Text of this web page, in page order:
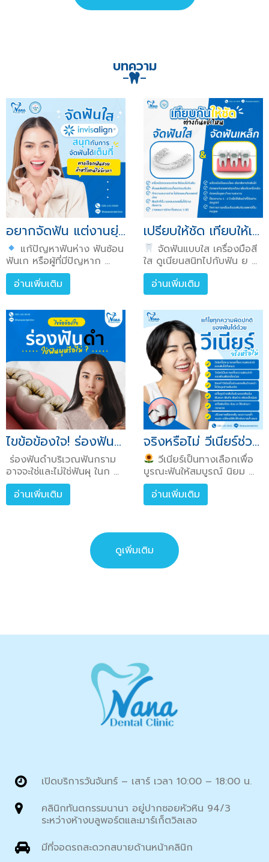
บทความ
อยากจัดฟัน แต่งานยุ่ง ไม่มีเวลาพบหมอ ให้การจัดฟันใส Invisalign เป็นคำตอบ ทางเลือกสำหรับวัยทำงานที่อยากจัดฟัน ไม่ต้องเจอหมอบ่อย เครื่องมือใส ไม่ต้องโชว์เหล็ก
แก้ปัญหาฟันห่าง ฟันซ้อน
ฟันเก หรือผู้ที่มีปัญหาก ...
อ่านเพิ่มเติม
เปรียบให้ชัด เทียบให้เห็นภาพ! ระหว่างจัดฟันแบบใส
จัดฟันแบบใส เครื่องมือสี
ใส ดูเนียนสนิทไปกับฟัน ย ...
อ่านเพิ่มเติม
ไขข้อข้องใจ! ร่องฟันดำที่เห็นใช่ฟันผุหรือไม่ หาคำตอบไปพร้อมกันกับคลินิกทันตกรรมนานาได้เลย!!
ร่องฟันดำบริเวณฟันกราม
อาจจะใช่และไม่ใช่ฟันผุ ในก ...
อ่านเพิ่มเติม
จริงหรือไม่ วีเนียร์ช่วยแก้ไขความบกพร่องของฟันได้ ทุกความผิดปกติของฟันแค่ทำวีเนียร์ฟันก็กลับมาเป็นปกติ~
วีเนียร์เป็นทางเลือกเพื่อ
บูรณะฟันให้สมบูรณ์ นิยม ...
อ่านเพิ่มเติม
ดูเพิ่มเติม
เปิดบริการวันจันทร์ – เสาร์ เวลา 10:00 – 18:00 น.
คลินิกทันตกรรมนานา อยู่ปากซอยหัวหิน 94/3
ระหว่างห้างบลูพอร์ตและมาร์เก็ตวิลเลจ
มีที่จอดรถสะดวกสบายด้านหน้าคลินิก